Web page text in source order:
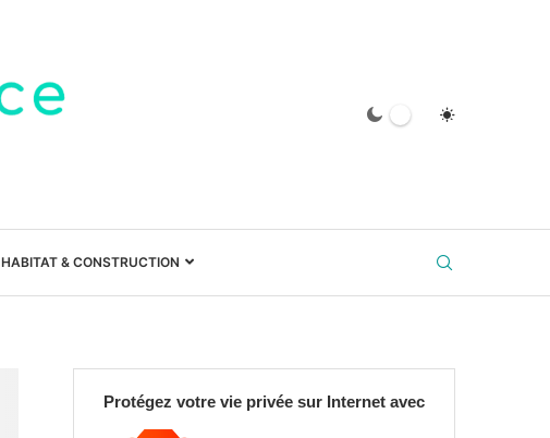
HABITAT & CONSTRUCTION
Protégez votre vie privée sur Internet avec